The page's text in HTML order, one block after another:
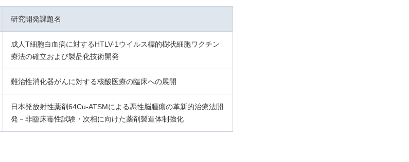
研究開発課題名
成人T細胞白血病に対するHTLV-1ウイルス標的樹状細胞ワクチン
療法の確立および製品化技術開発
難治性消化器がんに対する核酸医療の臨床への展開
日本発放射性薬剤64Cu-ATSMによる悪性脳腫瘍の革新的治療法開
発－非臨床毒性試験・次相に向けた薬剤製造体制強化